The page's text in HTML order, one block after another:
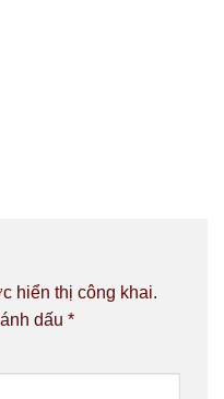
hiển thị công khai.
dấu *